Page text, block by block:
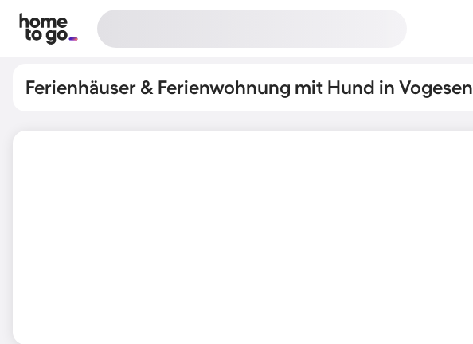
Ferienhäuser & Ferienwohnung mit Hund in Vogesen